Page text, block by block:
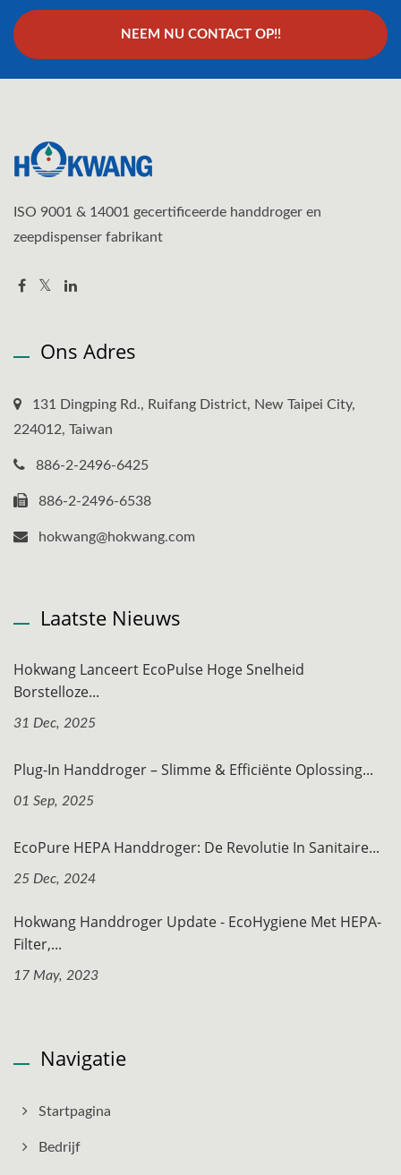
NEEM NU CONTACT OP!!
ISO 9001 & 14001 gecertificeerde handdroger en
zeepdispenser fabrikant
Ons Adres
131 Dingping Rd., Ruifang District, New Taipei City,
224012, Taiwan
886-2-2496-6425
886-2-2496-6538
hokwang@hokwang.com
Laatste Nieuws
Hokwang Lanceert EcoPulse Hoge Snelheid
Borstelloze...
31 Dec, 2025
Plug-In Handdroger – Slimme & Efficiënte Oplossing...
01 Sep, 2025
EcoPure HEPA Handdroger: De Revolutie In Sanitaire...
25 Dec, 2024
Hokwang Handdroger Update - EcoHygiene Met HEPA-
Filter,...
17 May, 2023
Navigatie
Startpagina
Bedrijf